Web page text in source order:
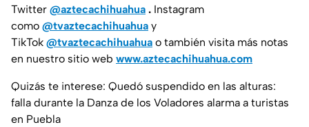
Twitter @aztecachihuahua . Instagram
como @tvaztecachihuahua y
TikTok @tvaztecachihuahua o también visita más notas
en nuestro sitio web www.aztecachihuahua.com
Quizás te interese: Quedó suspendido en las alturas:
falla durante la Danza de los Voladores alarma a turistas
en Puebla